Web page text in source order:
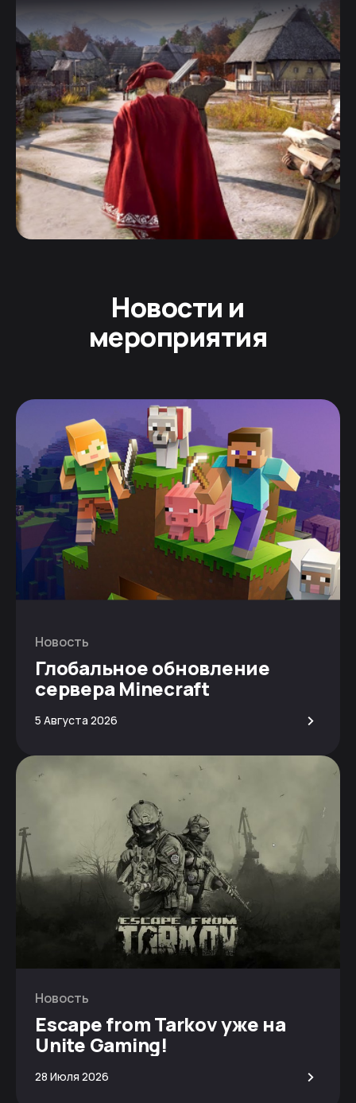
Новости и
мероприятия
Новость
Глобальное обновление
сервера Minecraft
5 Августа 2026 >
Новость
Escape from Tarkov уже на
Unite Gaming!
28 Июля 2026 >